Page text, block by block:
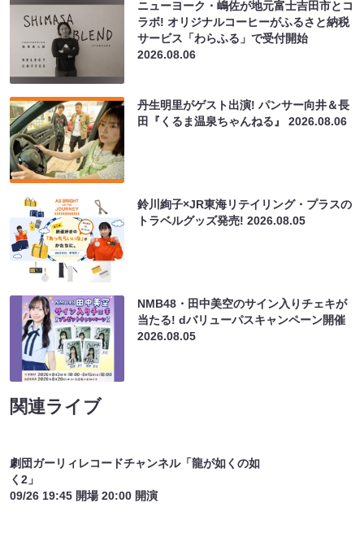
ニューヨーク・嶋佐が地元富士吉田市とコ
ラボ! オリジナルコーヒーがふるさと納税
サービス「わらふる」で受付開始
2026.08.06
丹生明里がゲスト出演! パンサー向井＆長
田『くるま温泉ちゃんねる』2026.08.06
鈴川絢子×JR東海リテイリング・プラスの
トラベルグッズ発売!2026.08.05
NMB48・田中美空のサイン入りチェキが
当たる! dバリューパスキャンペーン開催
2026.08.05
関連ライブ
劇団ガーリィレコードチャンネル「龍が如くの如
く2」
09/26 19:45 開場 20:00 開演